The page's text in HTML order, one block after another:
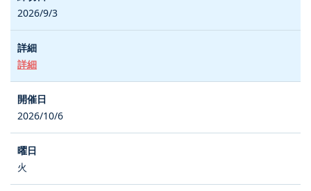
2026/9/3
詳細
2026/10/6
火